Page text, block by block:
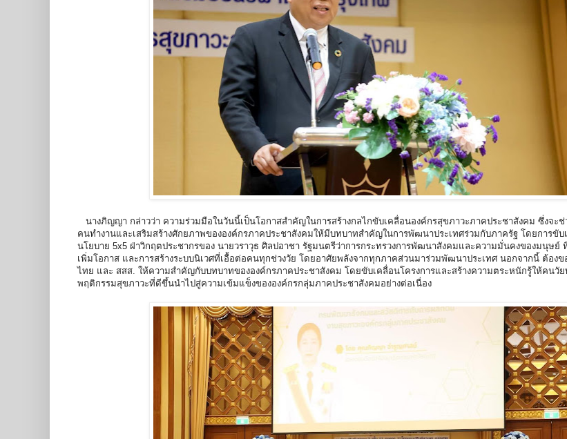
นางภิญญา กล่าวว่า ความร่วมมือในวันนี้เป็นโอกาสสำคัญในการสร้างกลไกขับเคลื่อนองค์กรสุขภาวะภาคประชาสังคม ซึ่งจ
คนทำงานและเสริมสร้างศักยภาพขององค์กรภาคประชาสังคมให้มีบทบาทสำคัญในการพัฒนาประเทศร่วมกับภาครัฐ โดยการขั
นโยบาย 5x5 ฝ่าวิกฤตประชากรของ นายวราวุธ ศิลปอาชา รัฐมนตรีว่าการกระทรวงการพัฒนาสังคมและความมั่นคงของมนุษย์
เพิ่มโอกาส และการสร้างระบบนิเวศที่เอื้อต่อคนทุกช่วงวัย โดยอาศัยพลังจากทุกภาคส่วนมาร่วมพัฒนาประเทศ นอกจากนี้ ต้อง
ไทย และ สสส. ให้ความสำคัญกับบทบาทขององค์กรภาคประชาสังคม โดยขับเคลื่อนโครงการและสร้างความตระหนักรู้ให้คนวัย
พฤติกรรมสุขภาวะที่ดีขึ้นนำไปสู่ความเข้มแข็งขององค์กรกลุ่มภาคประชาสังคมอย่างต่อเนื่อง